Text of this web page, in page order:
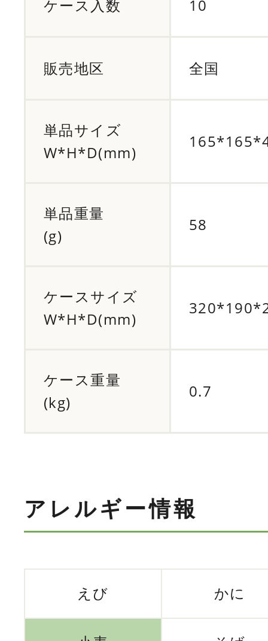
ケース入数 10
販売地区 全国
単品サイズ
W*H*D(mm)
単品重量
(g)
58
ケースサイズ
W*H*D(mm)
ケース重量
(kg)
0.7
アレルギー情報
えび かに